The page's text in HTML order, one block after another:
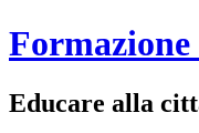
Formazione
Educare alla